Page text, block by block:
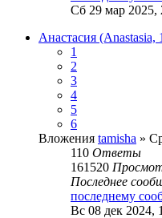
Сб 29 мар 2025,
Анастасия (Anastasia,
1
2
3
4
5
6
Вложения tamisha »
110 Ответы
161520
Последнее
последнему
Вс 08 дек 2024,